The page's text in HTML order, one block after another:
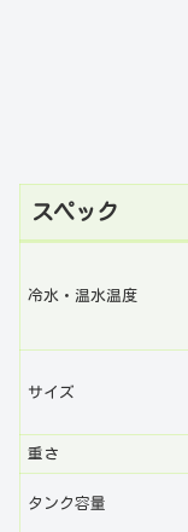
スペック
冷水・温水温度
サイズ
重さ
タンク容量